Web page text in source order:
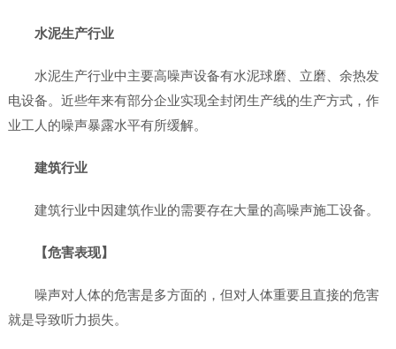
水泥生产行业
水泥生产行业中主要高噪声设备有水泥球磨、立磨、余热发
电设备。近些年来有部分企业实现全封闭生产线的生产方式，作
业工人的噪声暴露水平有所缓解。
建筑行业
建筑行业中因建筑作业的需要存在大量的高噪声施工设备。
【危害表现】
噪声对人体的危害是多方面的，但对人体重要且直接的危害
就是导致听力损失。